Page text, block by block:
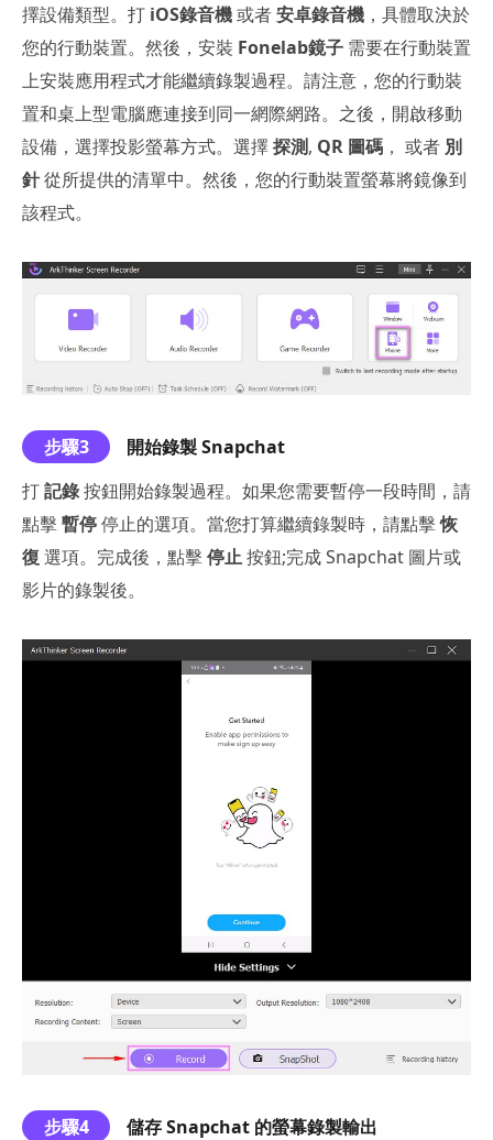
擇設備類型。打 iOS錄音機或者安卓錄音機 ，具體取決於
您的行動裝置。然後，安裝 Fonelab鏡子 需要在行動裝置
上安裝應用程式才能繼續錄製過程。請注意，您的行動裝
置和桌上型電腦應連接到同一網際網路。之後，開啟移動
設備，選擇投影螢幕方式。選擇探測, QR 圖碼 ， 或者 別
針從所提供的清單中。然後，您的行動裝置螢幕將鏡像到
該程式。
步驟3
開始錄製 Snapchat
打記錄按鈕開始錄製過程。如果您需要暫停一段時間，請
點擊暫停停止的選項。當您打算繼續錄製時，請點擊恢
復 選項。完成後，點擊停止按鈕;完成 Snapchat 圖片或
影片的錄製後。
步驟4
儲存 Snapchat 的螢幕錄製輸出